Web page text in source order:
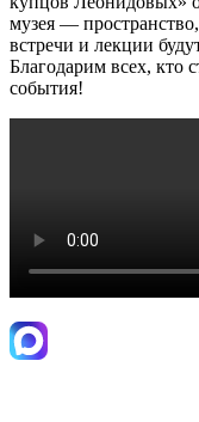
музея —
встречи и лекции
Благодарим всех, кто
события!